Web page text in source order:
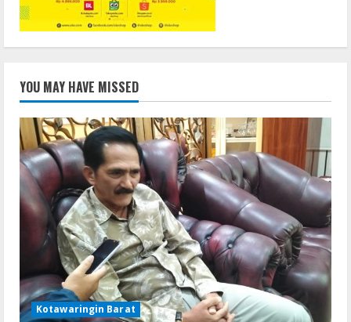
YOU MAY HAVE MISSED
Kotawaringin Barat